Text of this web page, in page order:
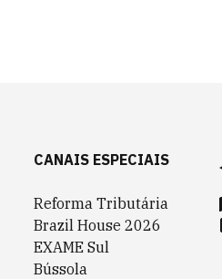
CANAIS ESPECIAIS
Reforma Tributária
Brazil House 2026
EXAME Sul
Bússola